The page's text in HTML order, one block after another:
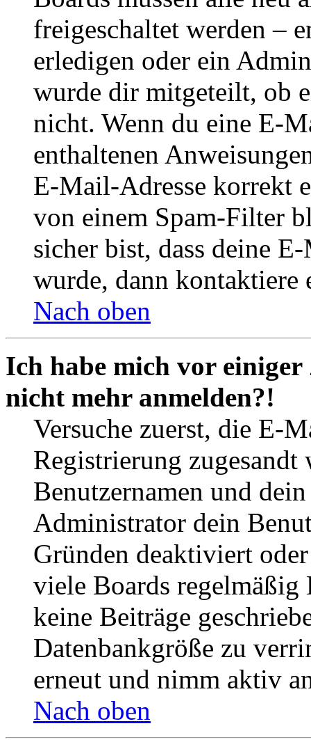
freigeschaltet werden –
erledigen oder ein
wurde dir mitgeteilt, ob
nicht. Wenn du eine E-
enthaltenen
E-Mail-Adresse korrekt
von einem Spam-Filter
sicher bist, dass deine
wurde, dann kontaktiere
Nach oben
Ich habe mich vor
nicht mehr anmelden?!
Versuche zuerst, die E-
Registrierung
Benutzernamen und
Administrator dein
Gründen deaktiviert
viele Boards
keine Beiträge
Datenbankgröße zu
erneut und nimm aktiv
Nach oben